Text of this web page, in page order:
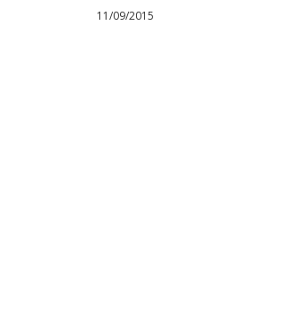
11/09/2015